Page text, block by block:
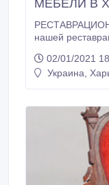
МЕБЕЛИ В
нашей
мебели такие как шкафы,
буфеты, этажерки, кресла, диваны, тумбы, корпусы
02/01/2021
Украина,